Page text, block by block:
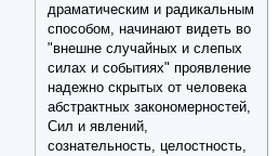
драматическим и радикальным
способом, начинают видеть во
"внешне случайных и слепых
силах и событиях" проявление
надежно скрытых от человека
абстрактных закономерностей,
Сил и явлений,
сознательность, целостность,